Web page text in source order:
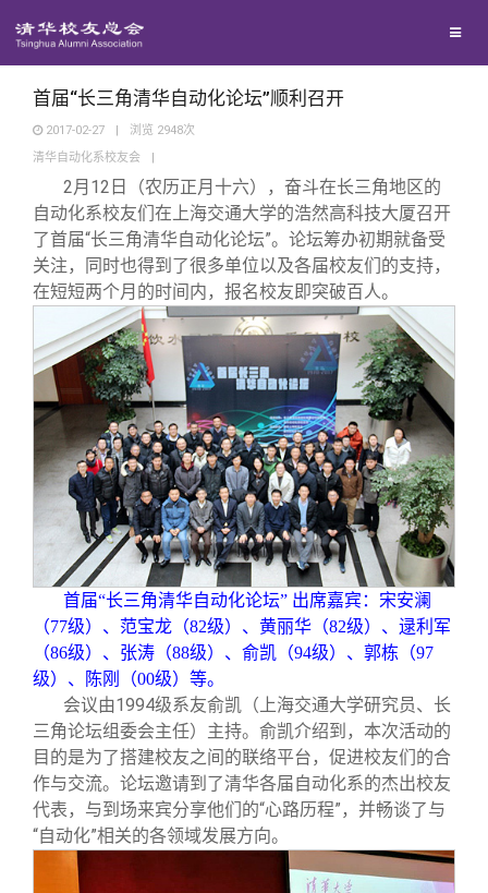
地区联络
院系校友工作
专业委员会
兴趣群体
西南联大校友会
回馈母校
捐赠新闻
捐赠纪事
捐赠方法
义工计划
《清华校友通讯》
《水木清华》
我要订阅
新媒体平台
百年清华
清华人物
清华故事
青春风采
校友文苑
校友讲坛
校友视界
校友服务
终身学习
信息化服务
三创大赛
实用信息
校友总会
总会简介
会长致辞
总会章程
理事会名单
制度法规
联系我们
关闭
首届“长三角清华自动化论坛”顺利召开
2017-02-27 | 浏览 2948次
清华自动化系校友会
|
2月12日（农历正月十六），奋斗在长三角地区的
自动化系校友们在上海交通大学的浩然高科技大厦召开
了首届“长三角清华自动化论坛”。论坛筹办初期就备受
关注，同时也得到了很多单位以及各届校友们的支持，
在短短两个月的时间内，报名校友即突破百人。
首届“长三角清华自动化论坛” 出席嘉宾：宋安澜
（77级）、范宝龙（82级）、黄丽华（82级）、逯利军
（86级）、张涛（88级）、俞凯（94级）、郭栋（97
级）、陈刚（00级）等。
会议由1994级系友俞凯（上海交通大学研究员、长
三角论坛组委会主任）主持。俞凯介绍到，本次活动的
目的是为了搭建校友之间的联络平台，促进校友们的合
作与交流。论坛邀请到了清华各届自动化系的杰出校友
代表，与到场来宾分享他们的“心路历程”，并畅谈了与
“自动化”相关的各领域发展方向。